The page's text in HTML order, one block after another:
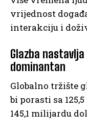
vrijednost
interakciju i
Glazba
dominantan
Globalno tržište
bi porasti sa
145,1 milijardu